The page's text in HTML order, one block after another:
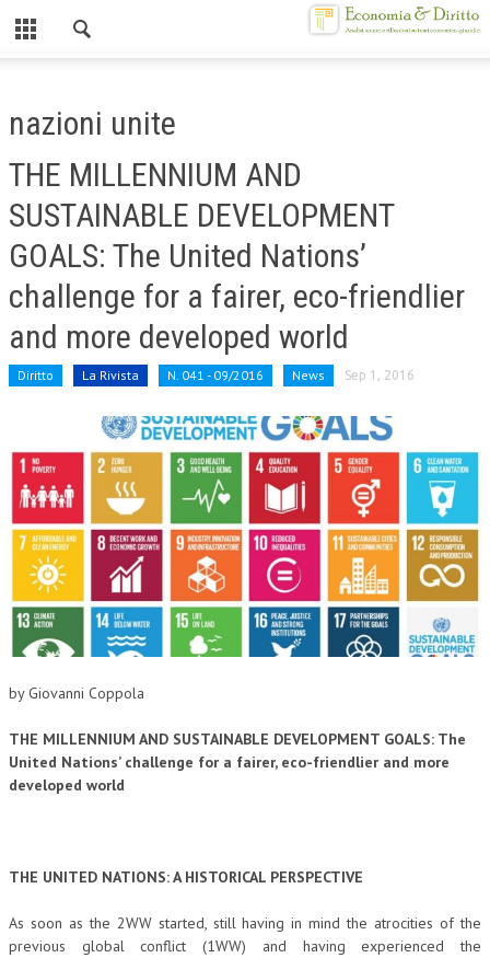
CHI SIAMO
MISSION
CONTATTI
CENTRO STUDI
ATTO COSTITUTIVO E STATUTO
DIREZIONE SCIENTIFICA
ALTA FORMAZIONE
CORSI CE.S.E.D.
ARCHIVIO CORSI 2015
DIVENTA SOCIO
BROCHURE CE.S.E.D.
LA RIVISTA
LA RIVISTA
COMITATO SCIENTIFICO
CODICE ETICO
nazioni unite
THE MILLENNIUM AND
SUSTAINABLE DEVELOPMENT
GOALS: The United Nations’
challenge for a fairer, eco-friendlier
and more developed world
Diritto La Rivista N. 041 - 09/2016 News Sep 1, 2016
by Giovanni Coppola
THE MILLENNIUM AND SUSTAINABLE DEVELOPMENT GOALS: The
United Nations’ challenge for a fairer, eco-friendlier and more
developed world
THE UNITED NATIONS: A HISTORICAL PERSPECTIVE
As soon as the 2WW started, still having in mind the atrocities of the
previous global conflict (1WW) and having experienced the